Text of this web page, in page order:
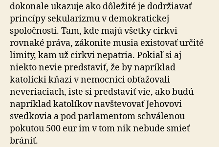
dokonale ukazuje ako dôležité je dodržiavať
princípy sekularizmu v demokratickej
spoločnosti. Tam, kde majú všetky cirkvi
rovnaké práva, zákonite musia existovať určité
limity, kam už cirkvi nepatria. Pokiaľ si aj
niekto nevie predstaviť, že by napríklad
katolícki kňazi v nemocnici obťažovali
neveriaciach, iste si predstaviť vie, ako budú
napríklad katolíkov navštevovať Jehovovi
svedkovia a pod parlamentom schválenou
pokutou 500 eur im v tom nik nebude smieť
brániť.